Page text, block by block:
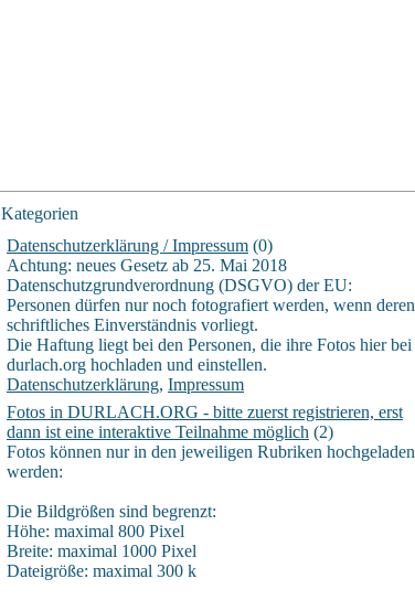
Kategorien
Datenschutzerklärung / Impressum (0)
Achtung: neues Gesetz ab 25. Mai 2018
Datenschutzgrundverordnung (DSGVO) der EU:
Personen dürfen nur noch fotografiert werden, wenn deren
schriftliches Einverständnis vorliegt.
Die Haftung liegt bei den Personen, die ihre Fotos hier bei
durlach.org hochladen und einstellen.
Datenschutzerklärung, Impressum
Fotos in DURLACH.ORG - bitte zuerst registrieren, erst
dann ist eine interaktive Teilnahme möglich (2)
Fotos können nur in den jeweiligen Rubriken hochgeladen
werden:
Die Bildgrößen sind begrenzt:
Höhe: maximal 800 Pixel
Breite: maximal 1000 Pixel
Dateigröße: maximal 300 k